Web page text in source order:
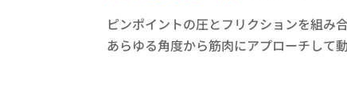
ピンポイントの圧とフリクションを組み合
あらゆる角度から筋肉にアプローチして